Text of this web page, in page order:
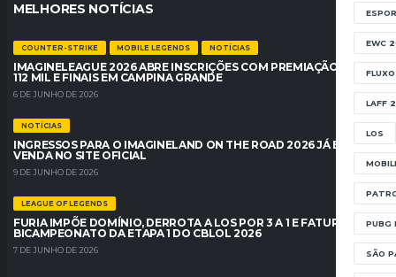
EWC
LAFF
LOS
PUBG
SÃO
MELHORES NOTÍCIAS
COUNTER-STRIKE MOBILE LEGENDS NOTÍCIAS
IMAGINELEAGUE 2026 ABRE INSCRIÇÕES COM PREMIAÇÃO DE R$
112 MIL E FINAIS EM CAMPINA GRANDE
6 DE JUNHO DE 2026
NOTÍCIAS
INGRESSOS PARA O IMAGINELAND ON THE ROAD 2026 JÁ ESTÃO À
VENDA NO SITE OFICIAL
9 DE JUNHO DE 2026
LEAGUE OF LEGENDS
FURIA IMPÕE DOMÍNIO, DERROTA A LOS POR 3 A 1 E FATURA O
BICAMPEONATO DA ETAPA 1 DO CBLOL 2026
7 DE JUNHO DE 2026